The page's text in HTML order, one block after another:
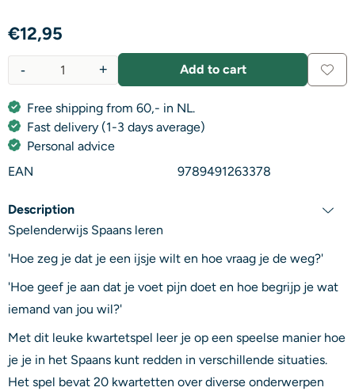
€12,95
+
- Add to cart
Free shipping from 60,- in NL.
Fast delivery (1-3 days average)
Personal advice
EAN
9789491263378
Description
Spelenderwijs Spaans leren
'Hoe zeg je dat je een ijsje wilt en hoe vraag je de weg?'
'Hoe geef je aan dat je voet pijn doet en hoe begrijp je wat
iemand van jou wil?'
Met dit leuke kwartetspel leer je op een speelse manier hoe
je je in het Spaans kunt redden in verschillende situaties.
Het spel bevat 20 kwartetten over diverse onderwerpen